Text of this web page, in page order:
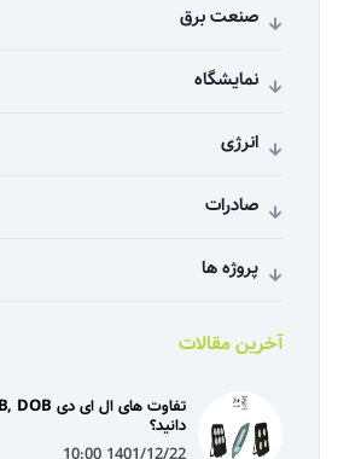
صنعت برق
نمایشگاه
انرژی
صادرات
پروژه ها
آخرین مقالات
دانید؟